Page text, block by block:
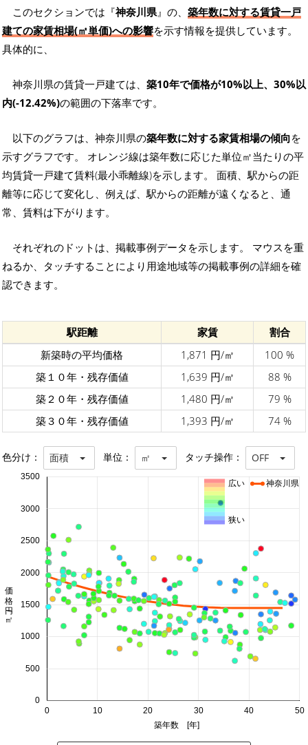
このセクションでは『神奈川県 』の、 築年数に対する賃貸一戸
建ての家賃相場(㎡単価)への影響を示す情報を提供しています。
具体的に、
神奈川県の賃貸一戸建ては、 築10年で価格が10%以上、30%以
内(-12.42%)の範囲の下落率です。
以下のグラフは、神奈川県の築年数に対する家賃相場の傾向を
示すグラフです。 オレンジ線は築年数に応じた単位㎡当たりの平
均賃貸一戸建て賃料(最小乖離線)を示します。 面積、駅からの距
離等に応じて変化し、例えば、駅からの距離が遠くなると、通
常、賃料は下がります。
それぞれのドットは、掲載事例データを示します。 マウスを重
ねるか、タッチすることにより用途地域等の掲載事例の詳細を確
認できます。
駅距離 家賃
割合
新築時の平均価格
1,871 円/㎡
100 %
築１０年・残存価値
1,639 円/㎡
88 %
築２０年・残存価値
1,480 円/㎡
79 %
築３０年・残存価値
1,393 円/㎡ 74 %
色分け： 面積 単位： ㎡ タッチ操作： OFF
0 10 20 30 40 50
0
500
1000
1500
2000
2500
3000
3500
築年数 [年]
価格 円/㎡
神奈川県
広い
狭い